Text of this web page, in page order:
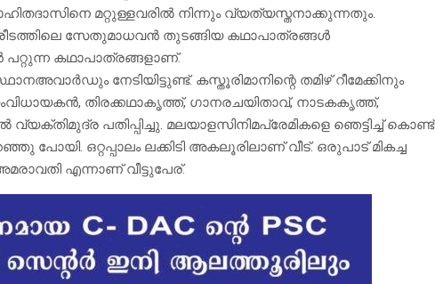
മറ്റുള്ളവരിൽ നിന്നും വ്യത്യസ്തനാക്കുന്നതും.
സേതുമാധവൻ തുടങ്ങിയ കഥാപാത്രങ്ങൾ
പറ്റുന്ന കഥാപാത്രങ്ങളാണ്.
നേടിയിട്ടുണ്ട്. കസ്തൂരിമാനിന്റെ തമിഴ് റീമേക്കിനും
തിരക്കഥാകൃത്ത്, ഗാനരചയിതാവ്, നാടകകൃത്ത്,
വ്യക്തിമുദ്ര പതിപ്പിച്ചു. മലയാളസിനിമപ്രേമികളെ ഞെട്ടിച്ച് കൊണ്ട്
പോയി. ഒറ്റപ്പാലം ലക്കിടി അകലൂരിലാണ് വീട്. ഒരുപാട് മികച്ച
എന്നാണ് വീട്ടുപേര്.